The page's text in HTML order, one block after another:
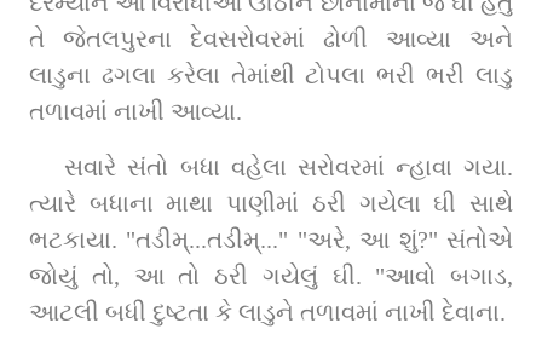
તે જેતલપુરના દેવસરોવરમાં ઢોળી આવ્યા અને
લાડુના ઢગલા કરેલા તેમાંથી ટોપલા ભરી ભરી લાડુ
તળાવમાં નાખી આવ્યા.
સવારે સંતો બધા વહેલા સરોવરમાં ન્હાવા ગયા.
ત્યારે બધાના માથા પાણીમાં ઠરી ગયેલા ઘી સાથે
ભટકાયા. "તડીમ્...તડીમ્..." "અરે, આ શું?" સંતોએ
જોયું તો, આ તો ઠરી ગયેલું ઘી. "આવો બગાડ,
આટલી બધી દુષ્ટતા કે લાડુને તળાવમાં નાખી દેવાના.